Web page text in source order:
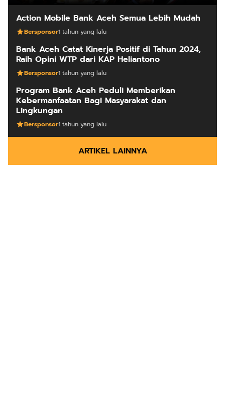
Action Mobile Bank Aceh Semua Lebih Mudah
Bersponsor1 tahun yang lalu
Bank Aceh Catat Kinerja Positif di Tahun 2024,
Raih Opini WTP dari KAP Heliantono
Bersponsor1 tahun yang lalu
Program Bank Aceh Peduli Memberikan
Kebermanfaatan Bagi Masyarakat dan
Lingkungan
Bersponsor1 tahun yang lalu
ARTIKEL LAINNYA